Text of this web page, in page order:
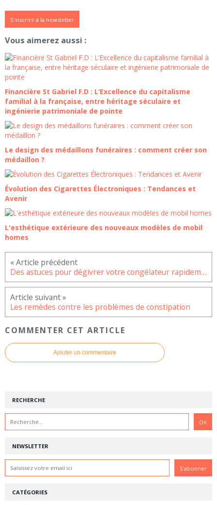
S'inscrire à la newsletter
Vous aimerez aussi :
Financière St Gabriel F.D : L’Excellence du capitalisme
familial à la française, entre héritage séculaire et
ingénierie patrimoniale de pointe
Le design des médaillons funéraires : comment créer son
médaillon ?
Évolution des Cigarettes Électroniques : Tendances et
Avenir
L'esthétique extérieure des nouveaux modèles de mobil
homes
Des astuces pour dégivrer votre congélateur rapidement
Les remèdes contre les problèmes de constipation
COMMENTER CET ARTICLE
Ajouter un commentaire
NEWSLETTER
RECHERCHE
CATÉGORIES